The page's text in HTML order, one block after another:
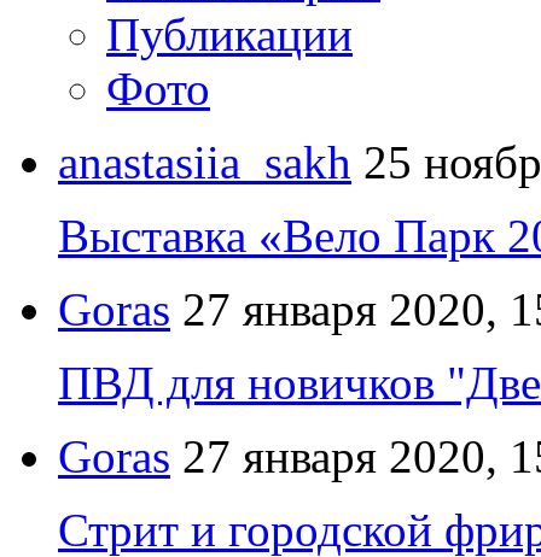
Публикации
Фото
anastasiia_sakh 25
Выставка «Вело Парк
Goras 27 января 2020,
ПВД для новичков
Goras 27 января 2020,
Стрит и городской